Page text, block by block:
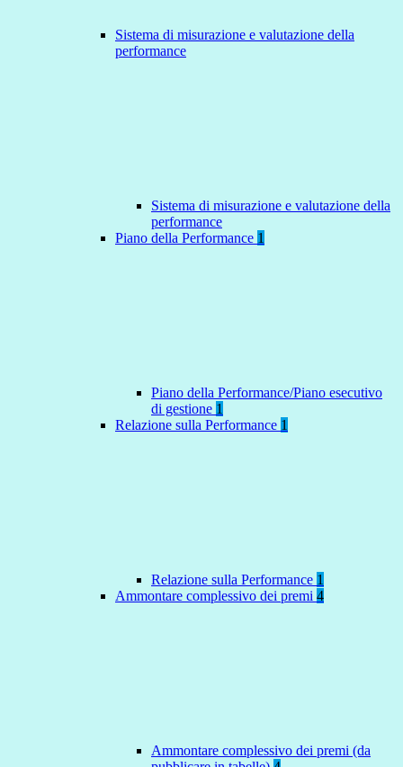
Sistema di misurazione e valutazione della
performance
Sistema di misurazione e valutazione della
performance
Piano della Performance 1
Piano della Performance/Piano esecutivo
di gestione 1
Relazione sulla Performance 1
Relazione sulla Performance 1
Ammontare complessivo dei premi 4
Ammontare complessivo dei premi (da